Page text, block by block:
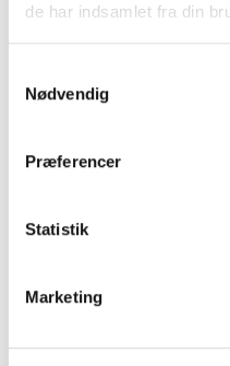
de har indsamlet fra din
Nødvendig
Præferencer
Statistik
Marketing